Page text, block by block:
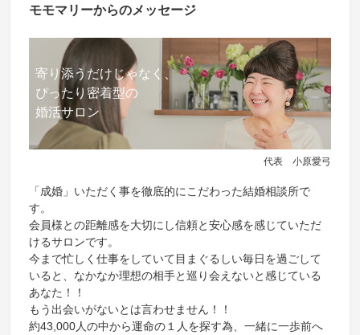
モモマリーからのメッセージ
寄り添うだけじゃなく、
ぴったり密着型の
婚活サロン
代表 小原愛弓
「成婚」いただく事を徹底的にこだわった結婚相談所で
す。
会員様との距離感を大切にし信頼と安心感を感じていただ
けるサロンです。
今まで忙しく仕事をしていて目まぐるしい毎日を過ごして
いると、なかなか理想の相手と巡り会えないと感じている
あなた！！
もう出会いがないとは言わせません！！
約43,000人の中から運命の１人を探す為、一緒に一歩前へ